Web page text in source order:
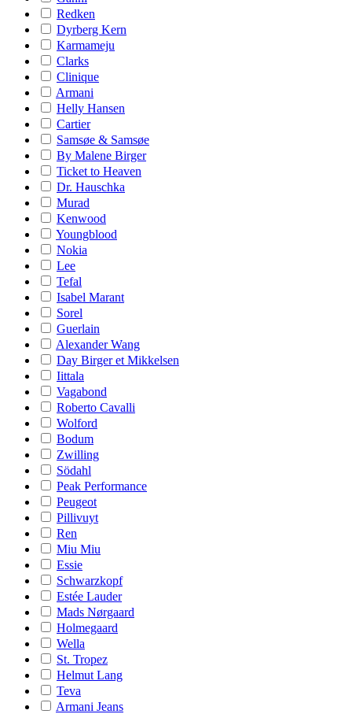
Redken
Dyrberg Kern
Karmameju
Clarks
Clinique
Armani
Helly Hansen
Cartier
Samsøe & Samsøe
By Malene Birger
Ticket to Heaven
Dr. Hauschka
Murad
Kenwood
Youngblood
Nokia
Lee
Tefal
Isabel Marant
Sorel
Guerlain
Alexander Wang
Day Birger et Mikkelsen
Iittala
Vagabond
Roberto Cavalli
Wolford
Bodum
Zwilling
Södahl
Peak Performance
Peugeot
Pillivuyt
Ren
Miu Miu
Essie
Schwarzkopf
Estée Lauder
Mads Nørgaard
Holmegaard
Wella
St. Tropez
Helmut Lang
Teva
Armani Jeans